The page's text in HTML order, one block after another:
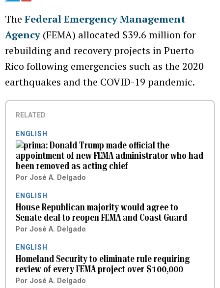
The Federal Emergency Management
Agency (FEMA) allocated $39.6 million for
rebuilding and recovery projects in Puerto
Rico following emergencies such as the 2020
earthquakes and the COVID-19 pandemic.
RELATED
ENGLISH
Donald Trump made official the
appointment of new FEMA administrator who had
been removed as acting chief
Por José A. Delgado
ENGLISH
House Republican majority would agree to
Senate deal to reopen FEMA and Coast Guard
Por José A. Delgado
ENGLISH
Homeland Security to eliminate rule requiring
review of every FEMA project over $100,000
Por José A. Delgado